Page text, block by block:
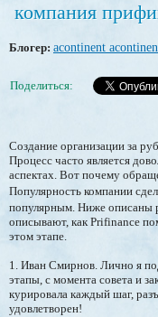
компания
Блогер: acontinent
Поделиться:
Создание организации за
Процесс часто является
аспектах. Вот почему
Популярность компании
популярным. Ниже описаны
описывают, как Prifinance
этом этапе.
1. Иван Смирнов. Лично я
этапы, с момента совета и
курировала каждый шаг,
удовлетворен!